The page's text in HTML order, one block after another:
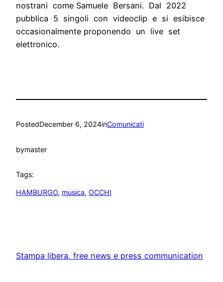
nostrani come Samuele Bersani. Dal 2022
pubblica 5 singoli con videoclip e si esibisce
occasionalmente proponendo un live set
elettronico.
PostedDecember 6, 2024inComunicati
bymaster
Tags:
HAMBURGO, musica, OCCHI
Stampa libera, free news e press communication